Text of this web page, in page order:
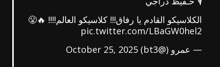
الكلاسيكو القادم يا رفاق!!! كلاسيكو العالم!!!! 🔥😤
pic.twitter.com/LBaGW0hel2
— عمرو (@bt3)
October 25, 2025